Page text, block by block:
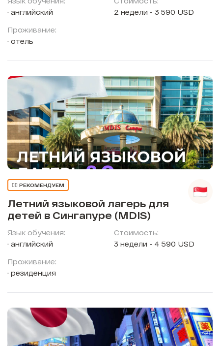
английский
Проживание:
отель
2 недели - 3 590 USD
👍🏼 РЕКОМЕНДУЕМ
Летний языковой лагерь для
детей в Сингапуре (MDIS)
Язык обучения:
английский
Проживание:
резиденция
Стоимость:
3 недели - 4 590 USD